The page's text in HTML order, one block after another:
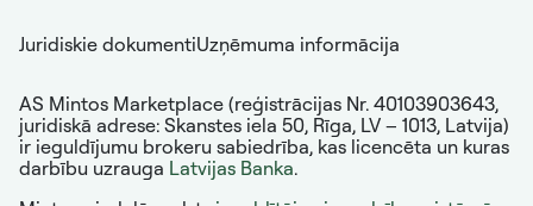
Juridiskie dokumentiUzņēmuma informācija
AS Mintos Marketplace (reģistrācijas Nr. 40103903643,
juridiskā adrese: Skanstes iela 50, Rīga, LV – 1013, Latvija)
ir ieguldījumu brokeru sabiedrība, kas licencēta un kuras
darbību uzrauga Latvijas Banka.